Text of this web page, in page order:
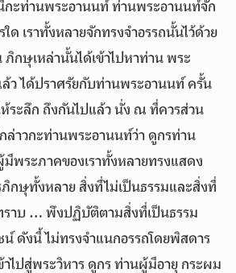
กะท่านพระอานนท์ ท่านพระอานนท์จัก
ด เราทั้งหลายจักทรงจำอรรถนั้นไว้ด้วย
กษุเหล่านั้นได้เข้าไปหาท่าน พระ
ว ได้ปราศรัยกับท่านพระอานนท์ ครั้น
ระลึก ถึงกันไปแล้ว นั่ง ณ ที่ควรส่วน
ล่าวกะท่านพระอานนท์ว่า ดูกรท่าน
พระภาคของเราทั้งหลายทรงแสดง
ภิกษุทั้งหลาย สิ่งที่ไม่เป็นธรรมและสิ่งที่
ราบ … พึงปฏิบัติตามสิ่งที่เป็นธรรม
น์ ดังนี้ ไม่ทรงจำแนกอรรถโดยพิสดาร
าไปสู่พระวิหาร ดูกร ท่านผู้มีอายุ กระผม